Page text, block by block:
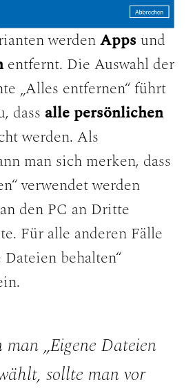
werdenApps und
entfernt. Die Auswahl der
„Alles entfernen“ führt
dass alle persönlichen
werden. Als
man sich merken, dass
verwendet werden
den PC an Dritte
Für alle anderen Fälle
behalten“
„Eigene Dateien
sollte man vor